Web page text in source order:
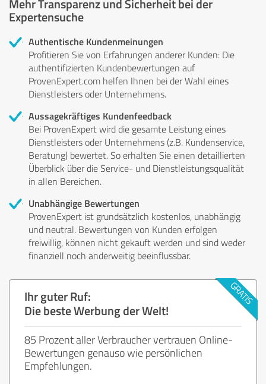
Mehr Transparenz und Sicherheit bei der
Expertensuche
Authentische Kundenmeinungen
Profitieren Sie von Erfahrungen anderer Kunden: Die
authentifizierten Kundenbewertungen auf
ProvenExpert.com helfen Ihnen bei der Wahl eines
Dienstleisters oder Unternehmens.
Aussagekräftiges Kundenfeedback
Bei ProvenExpert wird die gesamte Leistung eines
Dienstleisters oder Unternehmens (z.B. Kundenservice,
Beratung) bewertet. So erhalten Sie einen detaillierten
Überblick über die Service- und Dienstleistungsqualität
in allen Bereichen.
Unabhängige Bewertungen
ProvenExpert ist grundsätzlich kostenlos, unabhängig
und neutral. Bewertungen von Kunden erfolgen
freiwillig, können nicht gekauft werden und sind weder
finanziell noch anderweitig beeinflussbar.
Ihr guter Ruf:
Die beste Werbung der Welt!
85 Prozent aller Verbraucher vertrauen Online-
Bewertungen genauso wie persönlichen
Empfehlungen.